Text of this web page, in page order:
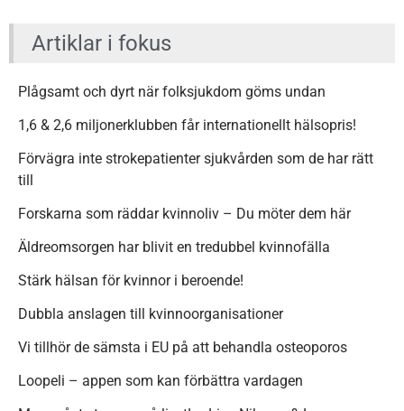
Artiklar i fokus
Plågsamt och dyrt när folksjukdom göms undan
1,6 & 2,6 miljonerklubben får internationellt hälsopris!
Förvägra inte strokepatienter sjukvården som de har rätt
till
Forskarna som räddar kvinnoliv – Du möter dem här
Äldreomsorgen har blivit en tredubbel kvinnofälla
Stärk hälsan för kvinnor i beroende!
Dubbla anslagen till kvinnoorganisationer
Vi tillhör de sämsta i EU på att behandla osteoporos
Loopeli – appen som kan förbättra vardagen